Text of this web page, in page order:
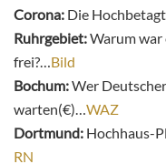
Corona: Die
Ruhrgebiet:Warum
frei?… Bild
Bochum:Wer
warten(€)… WAZ
Dortmund: Hochhaus-
RN